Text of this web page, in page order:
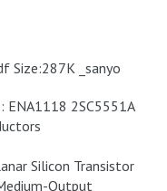
Size:287K _sanyo
ENA1118 2SC5551A
Silicon Transistor
Output